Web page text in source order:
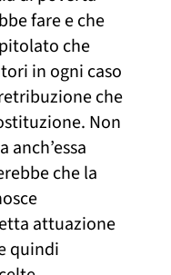
fare e che
che
in ogni caso
che
Non
anch’essa
che la
attuazione
quindi